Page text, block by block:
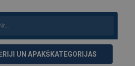
UN APAKŠKATEGORIJAS